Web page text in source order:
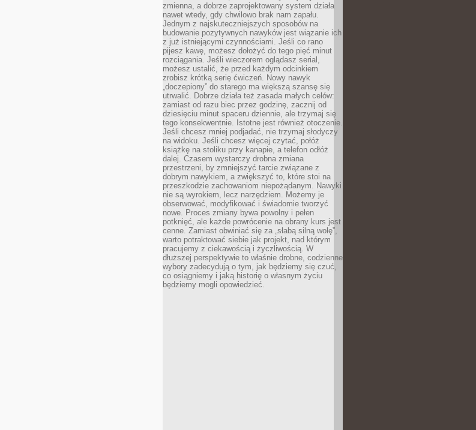
zmienna, a dobrze zaprojektowany system działa
nawet wtedy, gdy chwilowo brak nam zapału.
Jednym z najskuteczniejszych sposobów na
budowanie pozytywnych nawyków jest wiązanie ich
z już istniejącymi czynnościami. Jeśli co rano
pijesz kawę, możesz dołożyć do tego pięć minut
rozciągania. Jeśli wieczorem oglądasz serial,
możesz ustalić, że przed każdym odcinkiem
zrobisz krótką serię ćwiczeń. Nowy nawyk
„doczepiony” do starego ma większą szansę się
utrwalić. Dobrze działa też zasada małych celów:
zamiast od razu biec przez godzinę, zacznij od
dziesięciu minut spaceru dziennie, ale trzymaj się
tego konsekwentnie. Istotne jest również otoczenie.
Jeśli chcesz mniej podjadać, nie trzymaj słodyczy
na widoku. Jeśli chcesz więcej czytać, połóż
książkę na stoliku przy kanapie, a telefon odłóż
dalej. Czasem wystarczy drobna zmiana
przestrzeni, by zmniejszyć tarcie związane z
dobrym nawykiem, a zwiększyć to, które stoi na
przeszkodzie zachowaniom niepożądanym. Nawyki
nie są wyrokiem, lecz narzędziem. Możemy je
obserwować, modyfikować i świadomie tworzyć
nowe. Proces zmiany bywa powolny i pełen
potknięć, ale każde powrócenie na obrany kurs jest
cenne. Zamiast obwiniać się za „słabą silną wolę”,
warto potraktować siebie jak projekt, nad którym
pracujemy z ciekawością i życzliwością. W
dłuższej perspektywie to właśnie drobne, codzienne
wybory zadecydują o tym, jak będziemy się czuć,
co osiągniemy i jaką historię o własnym życiu
będziemy mogli opowiedzieć.